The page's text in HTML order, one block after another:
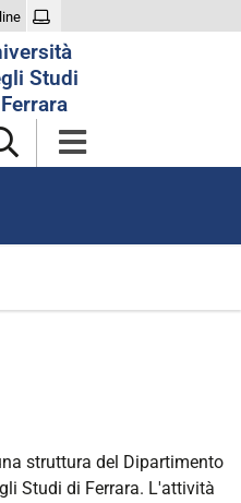
Studi
struttura del Dipartimento
Studi di Ferrara. L'attività